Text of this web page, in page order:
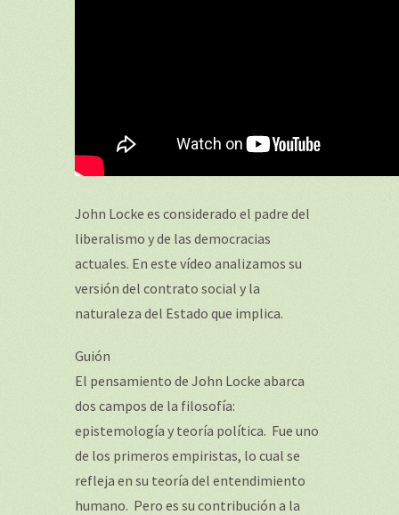
John Locke es considerado el padre del
liberalismo y de las democracias
actuales. En este vídeo analizamos su
versión del contrato social y la
naturaleza del Estado que implica.
Guión
El pensamiento de John Locke abarca
dos campos de la filosofía:
epistemología y teoría política. Fue uno
de los primeros empiristas, lo cual se
refleja en su teoría del entendimiento
humano. Pero es su contribución a la